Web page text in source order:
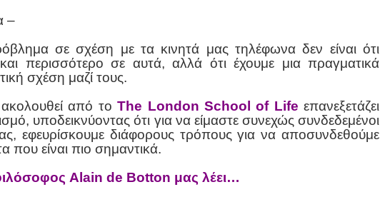
–
σε σχέση με τα κινητά μας τηλέφωνα δεν είναι ότι
περισσότερο σε αυτά, αλλά ότι έχουμε μια πραγματικά
σχέση μαζί τους.
από τοThe London School of Life επανεξετάζει
υποδεικνύοντας ότι για να είμαστε συνεχώς συνδεδεμένοι
εφευρίσκουμε διάφορους τρόπους για να αποσυνδεθούμε
είναι πιο σημαντικά.
Alain de Botton μας λέει…